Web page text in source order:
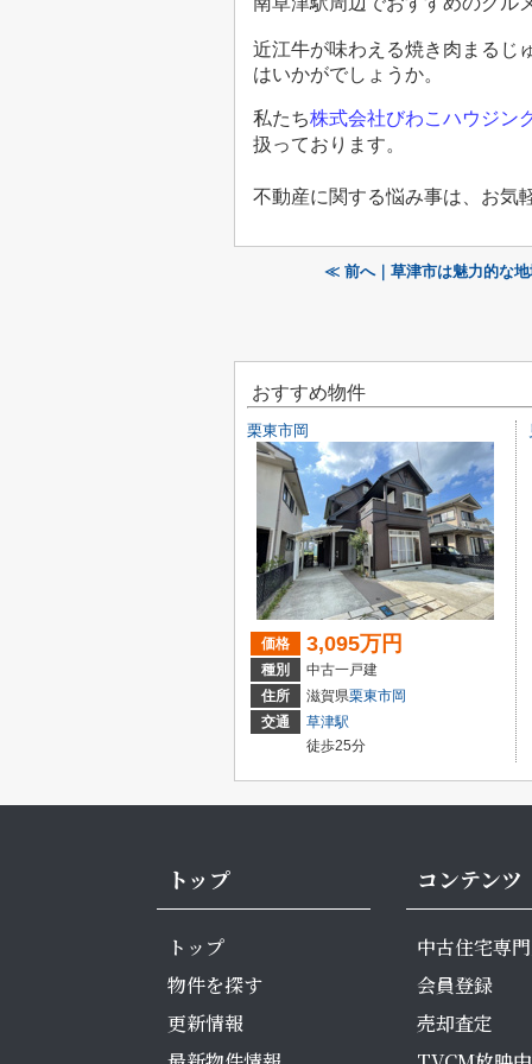
近江牛が味わえる焼き肉まるじ
はいかがでしょうか。
私たち株式会社びわこハウジン
扱っております。
不動産に関する悩み事は、お気
≪ 前へ｜草津市は魅力的な
おすすめ物件
栗東市岡
価格 3,095万円
種別
中古一戸建
住所
滋賀県栗東市岡
交通
草津駅
徒歩25分
トップ
トップ
物件を探す
更新情報
コンテンツ
中古住宅専
会員登録
売却査定